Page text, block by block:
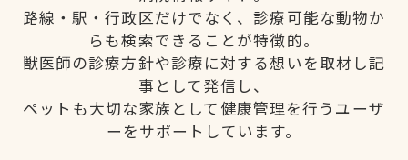
路線・駅・行政区だけでなく、診療可能な動物か
らも検索できることが特徴的。
獣医師の診療方針や診療に対する想いを取材し記
事として発信し、
ペットも大切な家族として健康管理を行うユーザ
ーをサポートしています。